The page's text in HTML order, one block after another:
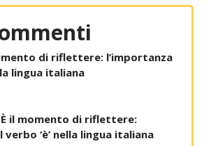
di riflettere: l’importanza
lingua italiana
È il momento di riflettere:
verbo ‘è’ nella lingua italiana